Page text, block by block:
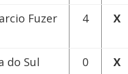
Fuzer 4 X
do Sul 0 X